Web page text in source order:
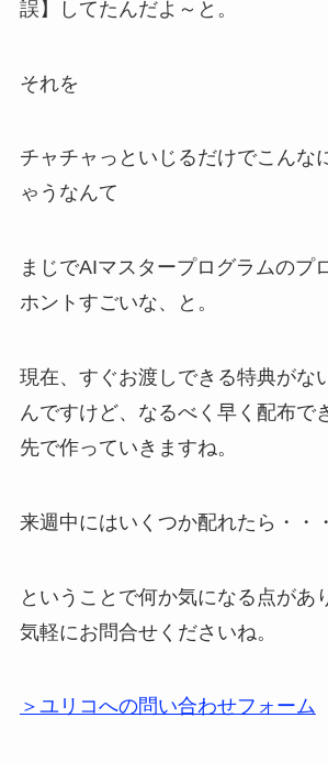
誤】してたんだよ～と。
それを
チャチャっといじるだけでこんな
ゃうなんて
まじでAIマスタープログラムのプ
ホントすごいな、と。
現在、すぐお渡しできる特典がな
んですけど、なるべく早く配布で
先で作っていきますね。
来週中にはいくつか配れたら・・
ということで何か気になる点があ
気軽にお問合せくださいね。
＞ユリコへの問い合わせフォーム